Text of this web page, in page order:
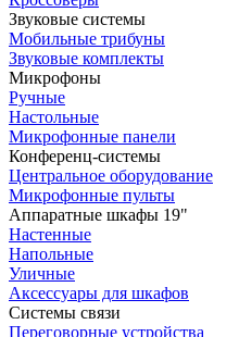
Звуковые системы
Мобильные трибуны
Звуковые комплекты
Микрофоны
Ручные
Настольные
Микрофонные панели
Конференц-системы
Центральное оборудование
Микрофонные пульты
Аппаратные шкафы 19"
Настенные
Напольные
Уличные
Аксессуары для шкафов
Системы связи
Переговорные устройства